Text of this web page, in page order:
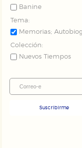
Banine
Tema:
Memorias;
Colección:
Nuevos Tiempos
Suscribirme